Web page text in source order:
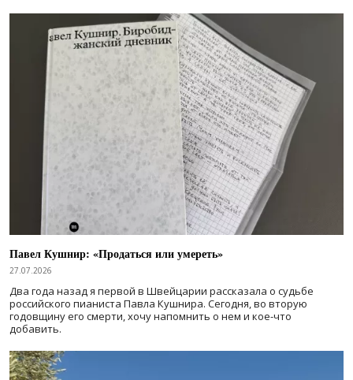
Павел Кушнир: «Продаться или умереть»
27.07.2026
Два года назад я первой в Швейцарии рассказала о судьбе
российского пианиста Павла Кушнира. Сегодня, во вторую
годовщину его смерти, хочу напомнить о нем и кое-что
добавить.